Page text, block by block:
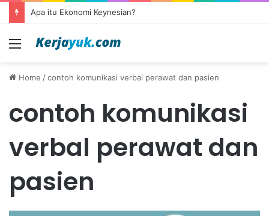
Apa itu Ekonomi Keynesian?
Menu
Home /contoh komunikasi verbal perawat dan pasien
contoh komunikasi
verbal perawat dan
pasien